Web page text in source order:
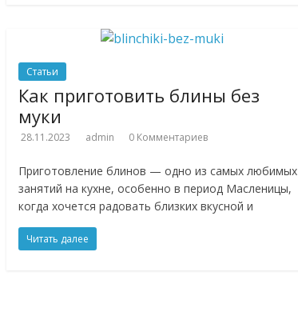
Статьи
Как приготовить блины без
муки
28.11.2023 admin 0 Комментариев
Приготовление блинов — одно из самых любимых
занятий на кухне, особенно в период Масленицы,
когда хочется радовать близких вкусной и
Читать далее